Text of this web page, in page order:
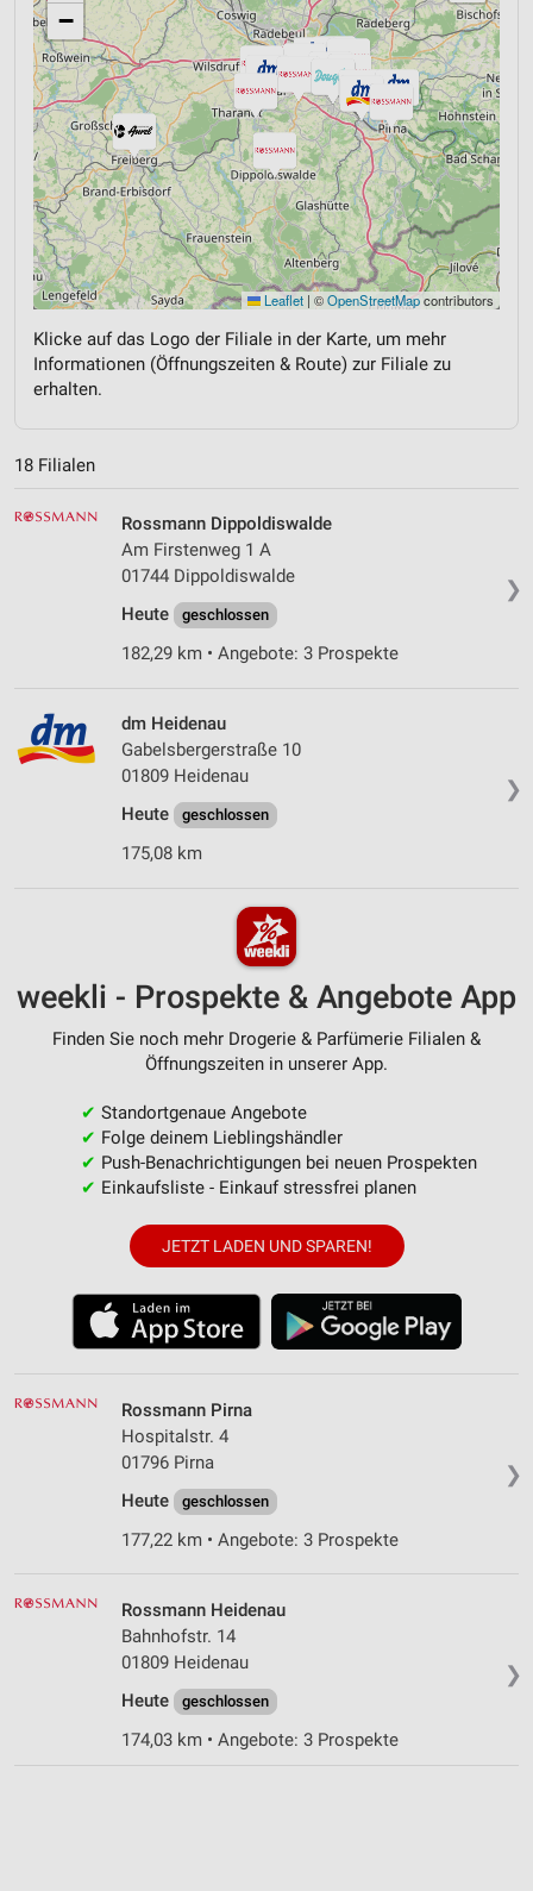
−
Leaflet | ©OpenStreetMapcontributors
Klicke auf das Logo der Filiale in der Karte, um mehr
Informationen (Öffnungszeiten & Route) zur Filiale zu
erhalten.
18 Filialen
❯
Rossmann Dippoldiswalde
Am Firstenweg 1 A
01744 Dippoldiswalde
Heute
geschlossen
182,29 km • Angebote: 3 Prospekte
❯
dm Heidenau
Gabelsbergerstraße 10
01809 Heidenau
Heute
geschlossen
175,08 km
weekli - Prospekte & Angebote App
Finden Sie noch mehr Drogerie & Parfümerie Filialen &
Öffnungszeiten in unserer App.
✔ Standortgenaue Angebote
✔ Folge deinem Lieblingshändler
✔ Push-Benachrichtigungen bei neuen Prospekten
✔ Einkaufsliste - Einkauf stressfrei planen
JETZT LADEN UND SPAREN!
❯
Rossmann Pirna
Hospitalstr. 4
01796 Pirna
Heute
geschlossen
177,22 km • Angebote: 3 Prospekte
❯
Rossmann Heidenau
Bahnhofstr. 14
01809 Heidenau
Heute
geschlossen
174,03 km • Angebote: 3 Prospekte